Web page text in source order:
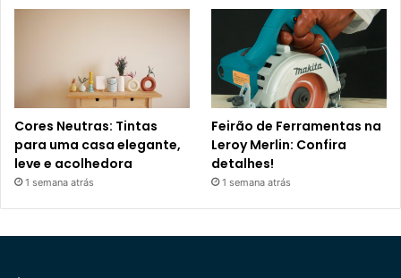
Cores Neutras: Tintas
para uma casa elegante,
leve e acolhedora
1 semana atrás
Feirão de Ferramentas na
Leroy Merlin: Confira
detalhes!
1 semana atrás